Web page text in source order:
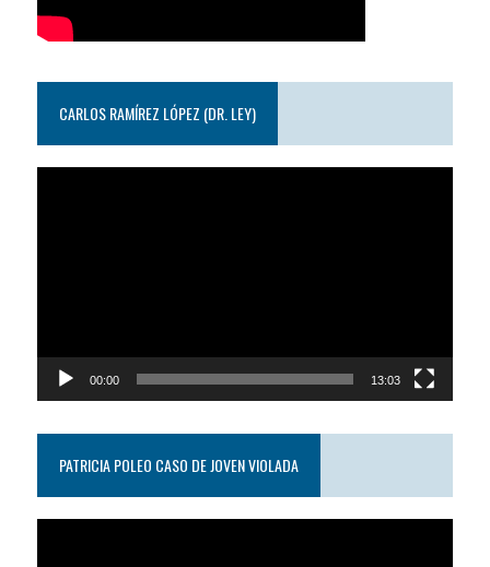
CARLOS RAMÍREZ LÓPEZ (DR. LEY)
00:00 13:03
PATRICIA POLEO CASO DE JOVEN VIOLADA